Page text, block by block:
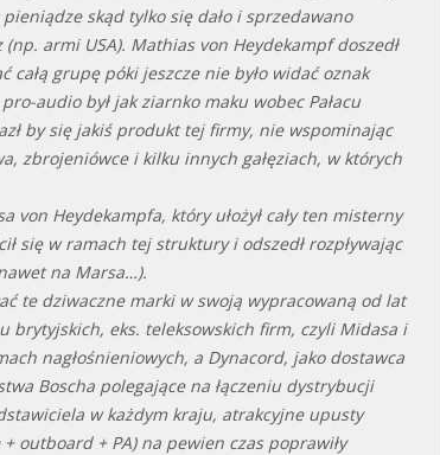
skąd tylko się dało i sprzedawano
armi USA). Mathias von Heydekampf doszedł
grupę póki jeszcze nie było widać oznak
audio był jak ziarnko maku wobec Pałacu
by się jakiś produkt tej firmy, nie wspominając
zbrojeniówce i kilku innych gałęziach, w których
von Heydekampfa, który ułożył cały ten misterny
się w ramach tej struktury i odszedł rozpływając
na Marsa…).
te dziwaczne marki w swoją wypracowaną od lat
brytyjskich, eks. teleksowskich firm, czyli Midasa i
nagłośnieniowych, a Dynacord, jako dostawca
Boscha polegające na łączeniu dystrybucji
w każdym kraju, atrakcyjne upusty
outboard + PA) na pewien czas poprawiły